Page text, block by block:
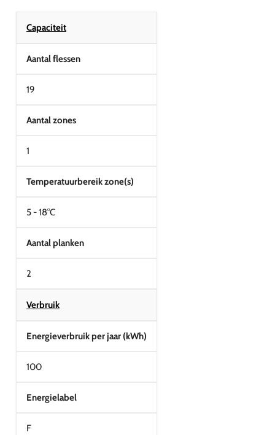
Capaciteit
Aantal flessen
19
Aantal zones
1
Temperatuurbereik zone(s)
5 - 18°C
Aantal planken
2
Verbruik
Energieverbruik per jaar (kWh)
100
Energielabel
F